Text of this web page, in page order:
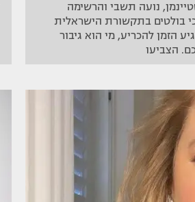
נועה תשבי והרשימה
בולטים בתקשורת הישראלית
הזמן להכריע, מי הוא גיבור
הצביעו